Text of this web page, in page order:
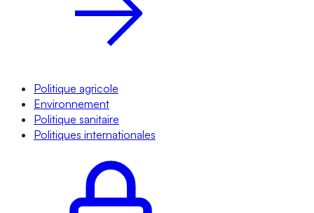
Politique agricole
Environnement
Politique sanitaire
Politiques internationales